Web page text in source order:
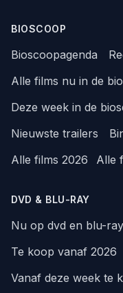
BIOSCOOP
Bioscoopagenda
Alle films nu in de
Deze week in de
Nieuwste trailers
Alle films 2026
Alle
DVD & BLU-RAY
Nu op dvd en blu-ray
Te koop vanaf 2026
Vanaf deze week te